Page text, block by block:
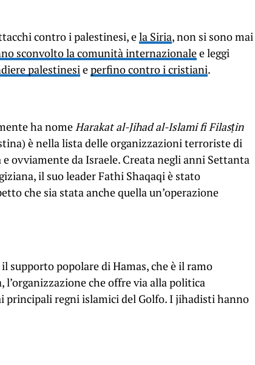
contro i palestinesi, ela Siria, non si sono mai
sconvolto la comunità internazionalee leggi
palestinesieperfino contro i cristiani.
ha nomeHarakat al-Jihad al-Islami fi Filasṭin
è nella lista delle organizzazioni terroriste di
e ovviamente da Israele. Creata negli anni Settanta
il suo leader Fathi Shaqaqi è stato
che sia stata anche quella un’operazione
supporto popolare di Hamas, che è il ramo
che offre via alla politica
principali regni islamici del Golfo. I jihadisti hanno